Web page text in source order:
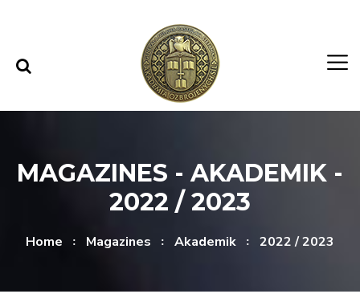
MAGAZINES - AKADEMIK -
2022 / 2023
Home Magazines Akademik 2022 / 2023